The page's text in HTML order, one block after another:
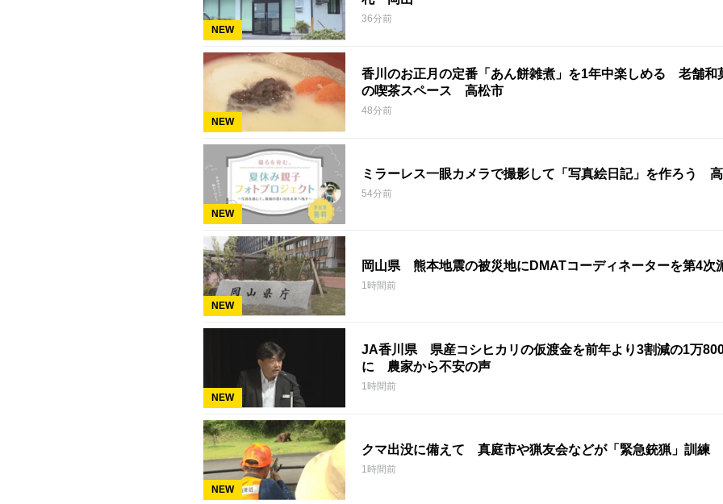
NEW
36分前
NEW
香川のお正月の定番「あん餅雑煮」を1年中楽しめる 老舗和
の喫茶スペース 高松市
48分前
NEW
ミラーレス一眼カメラで撮影して「写真絵日記」を作ろう
54分前
NEW
岡山県 熊本地震の被災地にDMATコーディネーターを第4次
1時間前
NEW
JA香川県 県産コシヒカリの仮渡金を前年より3割減の1万
に 農家から不安の声
1時間前
NEW
クマ出没に備えて 真庭市や猟友会などが「緊急銃猟」訓練
1時間前